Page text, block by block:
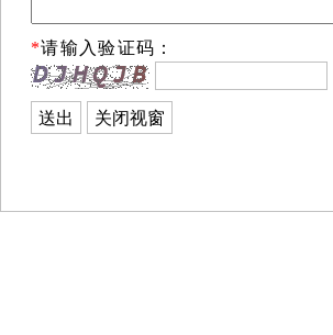
*请输入验证码：